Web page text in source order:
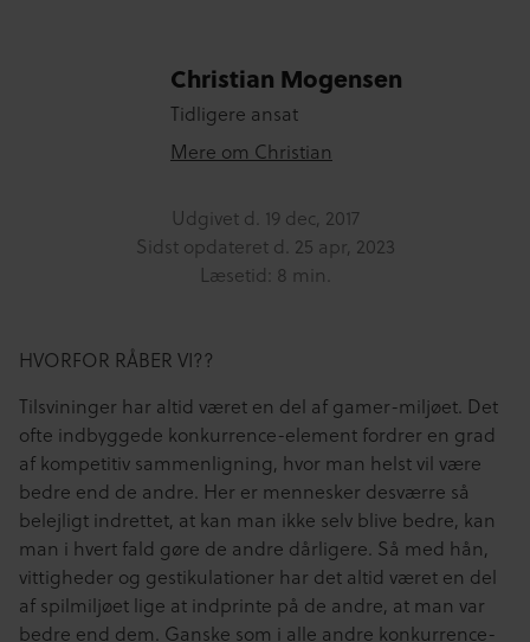
Christian Mogensen
Tidligere ansat
Mere om Christian
Udgivet d. 19 dec, 2017
Sidst opdateret d. 25 apr, 2023
Læsetid: 8 min.
HVORFOR RÅBER VI??
Tilsvininger har altid været en del af gamer-miljøet. Det
ofte indbyggede konkurrence-element fordrer en grad
af kompetitiv sammenligning, hvor man helst vil være
bedre end de andre. Her er mennesker desværre så
belejligt indrettet, at kan man ikke selv blive bedre, kan
man i hvert fald gøre de andre dårligere. Så med hån,
vittigheder og gestikulationer har det altid været en del
af spilmiljøet lige at indprinte på de andre, at man var
bedre end dem. Ganske som i alle andre konkurrence-